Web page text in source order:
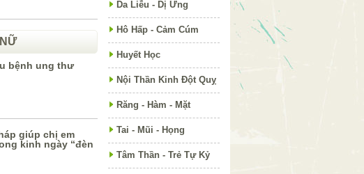
bệnh ung thư
giúp chị em
kinh ngày “đèn
Da Liễu - Dị Ứng
Hô Hấp - Cảm Cúm
Huyết Học
Nội Thần Kinh Đột Quỵ
Răng - Hàm - Mặt
Tai - Mũi - Họng
Tâm Thần - Trẻ Tự Kỷ